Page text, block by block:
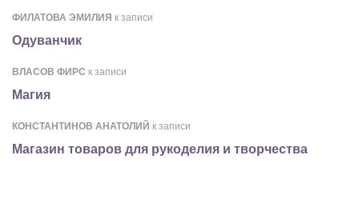
ФИЛАТОВА ЭМИЛИЯ к записи
Одуванчик
ВЛАСОВ ФИРС к записи
Магия
КОНСТАНТИНОВ АНАТОЛИЙ к записи
Магазин товаров для рукоделия и творчества